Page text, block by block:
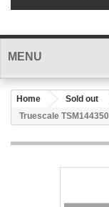
MENU
Home Sold out
Truescale TSM144350